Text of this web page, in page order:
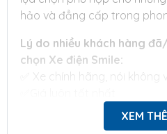
hảo và đẳng cấp trong
Lý do nhiều khách hàng
chọn Xe điện Smile:
✅ Xe chính hãng, nói không
✅Tư vấn đủ và đúng nhu
✅ Có ưu đãi cho khách hàng
XEM